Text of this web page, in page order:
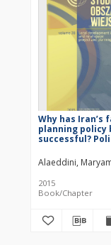
Why has Iran’s
planning policy
successful?
economic and
geographical
underpinnings
dramatic
transition
Alaeddini,
2015
Book/Chapter